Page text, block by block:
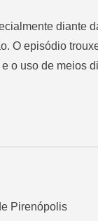
diante
O episódio
o uso de meios
Pirenópolis